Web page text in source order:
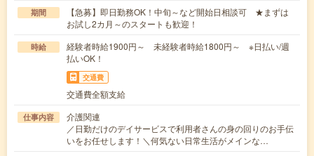
期間
【急募】即日勤務OK！中旬～など開始日相談可 ★まずは
お試し2カ月～のスタートも歓迎！
時給
経験者時給1900円～ 未経験者時給1800円～ ※日払い/週
払いOK！
交通費
交通費全額支給
仕事内容
介護関連
／日勤だけのデイサービスで利用者さんの身の回りのお手伝
いをお任せします！＼何気ない日常生活がメインな…